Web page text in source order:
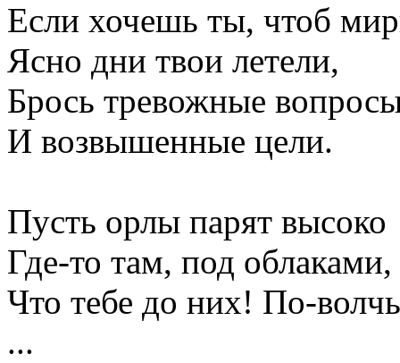
Если хочешь ты, чтоб
Ясно дни твои летели,
Брось тревожные
И возвышенные цели.
Пусть орлы парят высоко
Где-то там, под облаками,
Что тебе до них! По-
...